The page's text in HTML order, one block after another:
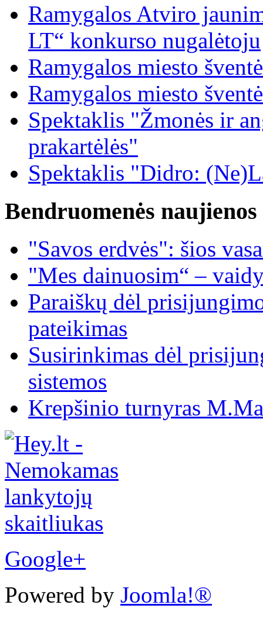
Ramygalos Atviro
LT“ konkurso nugalėtoju
Ramygalos miesto šventė
Ramygalos miesto šventė
Spektaklis "Žmonės ir
prakartėlės"
Spektaklis "Didro:
Bendruomenės naujienos
"Savos erdvės": šios
"Mes dainuosim“ –
Paraiškų dėl
pateikimas
Susirinkimas dėl
sistemos
Krepšinio turnyras
Google+
Powered by Joomla!®